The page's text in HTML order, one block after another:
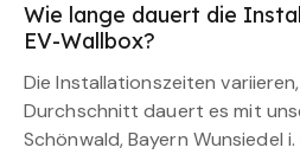
Wie lange dauert die
EV-Wallbox?
Die Installationszeiten
Durchschnitt dauert es mit
Schönwald, Bayern Wunsiedel